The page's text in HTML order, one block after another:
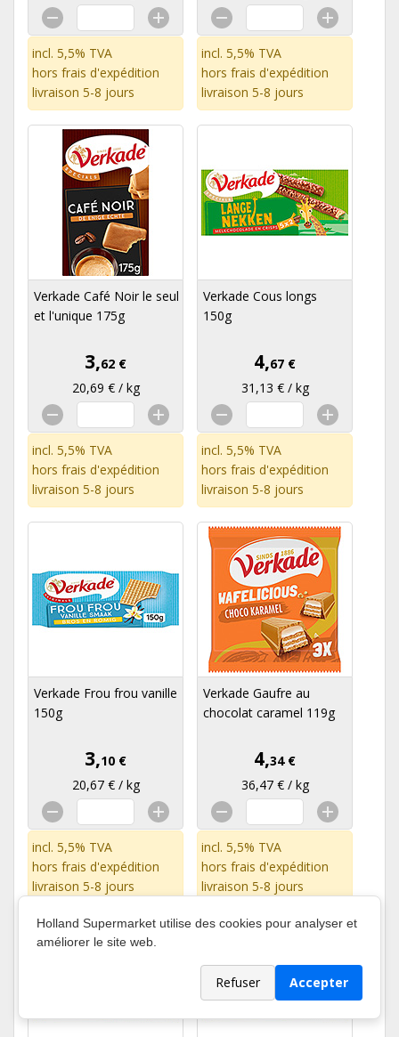
incl. 5,5% TVA
hors frais d'expédition
livraison 5-8 jours
incl. 5,5% TVA
hors frais d'expédition
livraison 5-8 jours
Verkade Café Noir le seul
et l'unique 175g
3,62 €
20,69 € / kg
incl. 5,5% TVA
hors frais d'expédition
livraison 5-8 jours
Verkade Cous longs
150g
4,67 €
31,13 € / kg
incl. 5,5% TVA
hors frais d'expédition
livraison 5-8 jours
Verkade Frou frou vanille
150g
3,10 €
20,67 € / kg
incl. 5,5% TVA
hors frais d'expédition
livraison 5-8 jours
Verkade Gaufre au
chocolat caramel 119g
4,34 €
36,47 € / kg
incl. 5,5% TVA
hors frais d'expédition
livraison 5-8 jours
Holland Supermarket utilise des cookies pour analyser et
améliorer le site web.
Refuser Accepter